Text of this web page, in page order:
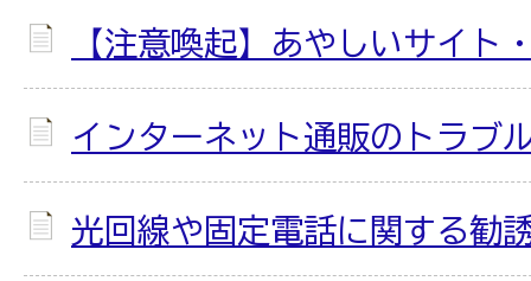
【注意喚起】あやしいサイト
インターネット通販のトラブ
光回線や固定電話に関する勧